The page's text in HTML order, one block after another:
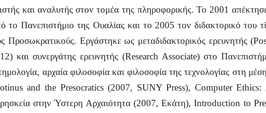
και αναλυτής στον τομέα της πληροφορικής. Το 2001
το Πανεπιστήμιο της Ουαλίας και το 2005 τον διδακτορικό του
Προσωκρατικούς. Εργάστηκε ως μεταδιδακτορικός ερευνητής
και συνεργάτης ερευνητής (Research Associate) στο
αρχαία φιλοσοφία και φιλοσοφία της τεχνολογίας στη
and the Presocratics (2007, SUNY Press), Computer
στην Ύστερη Αρχαιότητα (2007, Εκάτη), Introduction to